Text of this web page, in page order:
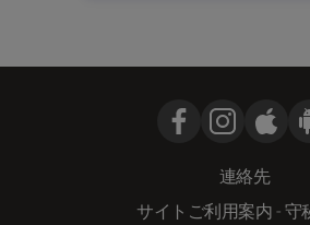
連絡先
サイトご利用案内-守